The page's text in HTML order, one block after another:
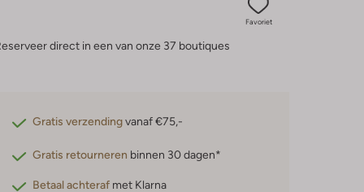
Favoriet
direct in een van onze 37 boutiques
Gratis verzendingvanaf €75,-
Gratis retourneren binnen 30 dagen*
Betaal achteraf met Klarna